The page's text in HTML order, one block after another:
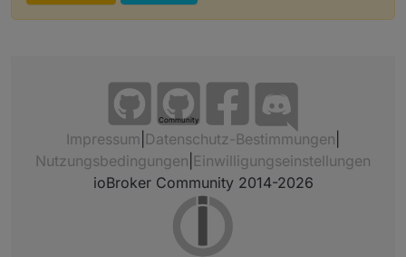
Community
Impressum Datenschutz-Bestimmungen
Nutzungsbedingungen Einwilligungseinstellungen
ioBroker Community 2014-2026